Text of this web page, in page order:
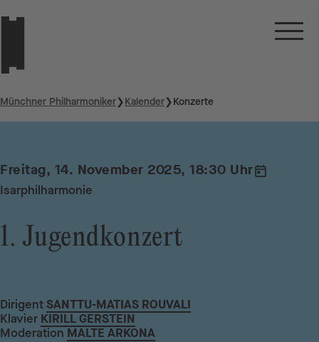
Münchner Philharmoniker❯Kalender❯Konzerte
1. Jugendkonzert
Freitag, 14. November 2025, 18:30 Uhr
Isarphilharmonie
DirigentSANTTU-MATIAS ROUVALI
Klavier KIRILL GERSTEIN
Moderation MALTE ARKONA